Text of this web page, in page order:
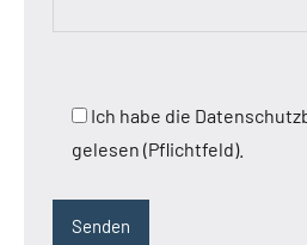
Ich habe die
gelesen (Pflichtfeld).